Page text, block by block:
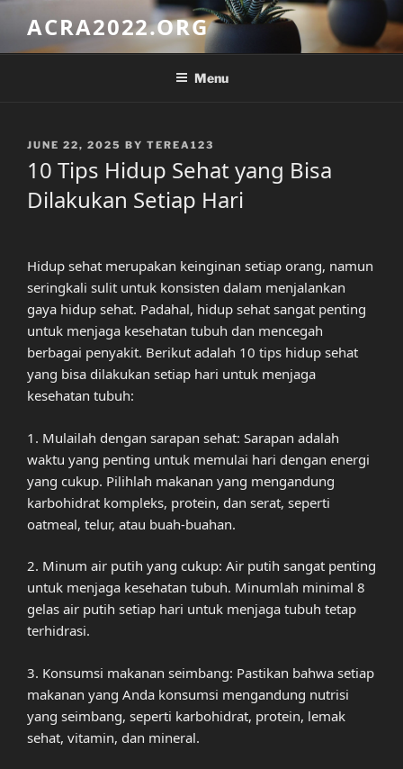
content
ACRA2022.ORG
Menu
POSTED
JUNE 22, 2025 BY TEREA123
10 Tips Hidup Sehat yang Bisa
Dilakukan Setiap Hari
Hidup sehat merupakan keinginan setiap orang, namun
seringkali sulit untuk konsisten dalam menjalankan
gaya hidup sehat. Padahal, hidup sehat sangat penting
untuk menjaga kesehatan tubuh dan mencegah
berbagai penyakit. Berikut adalah 10 tips hidup sehat
yang bisa dilakukan setiap hari untuk menjaga
kesehatan tubuh:
1. Mulailah dengan sarapan sehat: Sarapan adalah
waktu yang penting untuk memulai hari dengan energi
yang cukup. Pilihlah makanan yang mengandung
karbohidrat kompleks, protein, dan serat, seperti
oatmeal, telur, atau buah-buahan.
2. Minum air putih yang cukup: Air putih sangat penting
untuk menjaga kesehatan tubuh. Minumlah minimal 8
gelas air putih setiap hari untuk menjaga tubuh tetap
terhidrasi.
3. Konsumsi makanan seimbang: Pastikan bahwa setiap
makanan yang Anda konsumsi mengandung nutrisi
yang seimbang, seperti karbohidrat, protein, lemak
sehat, vitamin, dan mineral.